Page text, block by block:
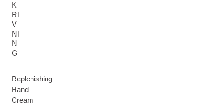
K
RI
V
NI
N
G
Replenishing
Hand
Cream